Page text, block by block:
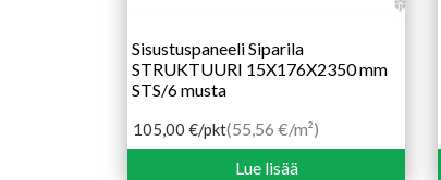
Sisustuspaneeli Siparila
STRUKTUURI 15X176X2350 mm
STS/6 musta
105,00 €/pkt(55,56 €/m²)
Lue lisää